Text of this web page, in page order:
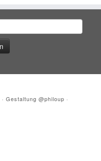
· Gestaltung @philoup ·